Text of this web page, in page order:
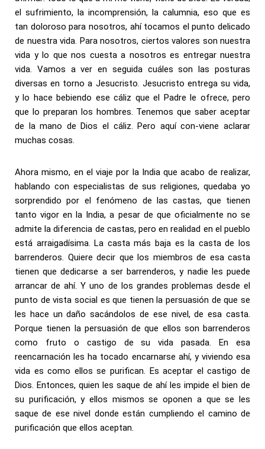
el sufrimiento, la incomprensión, la calumnia, eso que es
tan doloroso para nosotros, ahí tocamos el punto delicado
de nuestra vida. Para nosotros, ciertos valores son nuestra
vida y lo que nos cuesta a nosotros es entregar nuestra
vida. Vamos a ver en seguida cuáles son las posturas
diversas en torno a Jesucristo. Jesucristo entrega su vida,
y lo hace bebiendo ese cáliz que el Padre le ofrece, pero
que lo preparan los hombres. Tenemos que saber aceptar
de la mano de Dios el cáliz. Pero aquí con-viene aclarar
muchas cosas.
Ahora mismo, en el viaje por la India que acabo de realizar,
hablando con especialistas de sus religiones, quedaba yo
sorprendido por el fenómeno de las castas, que tienen
tanto vigor en la India, a pesar de que oficialmente no se
admite la diferencia de castas, pero en realidad en el pueblo
está arraigadísima. La casta más baja es la casta de los
barrenderos. Quiere decir que los miembros de esa casta
tienen que dedicarse a ser barrenderos, y nadie les puede
arrancar de ahí. Y uno de los grandes problemas desde el
punto de vista social es que tienen la persuasión de que se
les hace un daño sacándolos de ese nivel, de esa casta.
Porque tienen la persuasión de que ellos son barrenderos
como fruto o castigo de su vida pasada. En esa
reencarnación les ha tocado encarnarse ahí, y viviendo esa
vida es como ellos se purifican. Es aceptar el castigo de
Dios. Entonces, quien les saque de ahí les impide el bien de
su purificación, y ellos mismos se oponen a que se les
saque de ese nivel donde están cumpliendo el camino de
purificación que ellos aceptan.